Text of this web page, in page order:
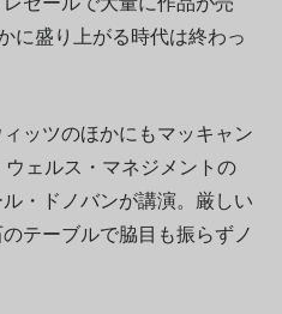
に盛り上がる時代は終わっ
ッツのほかにもマッキャン
ウェルス・マネジメントの
・ドノバンが講演。厳しい
テーブルで脇目も振らずノ